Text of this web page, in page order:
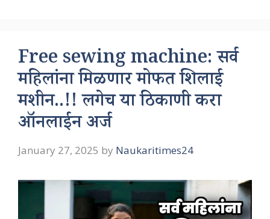
Free sewing machine: सर्व
महिलांना मिळणार मोफत शिलाई
मशीन..!! लगेच या ठिकाणी करा
ऑनलाईन अर्ज
January 27, 2025 by Naukaritimes24